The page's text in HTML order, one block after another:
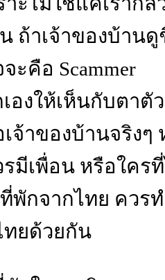
ถ้าเจ้าของบ้านดู
ะคือ Scammer
องให้เห็นกับตาตั
เจ้าของบ้านจริง
รมีเพื่อน หรือใค
พักจากไทย ควร
ทยด้วยกัน